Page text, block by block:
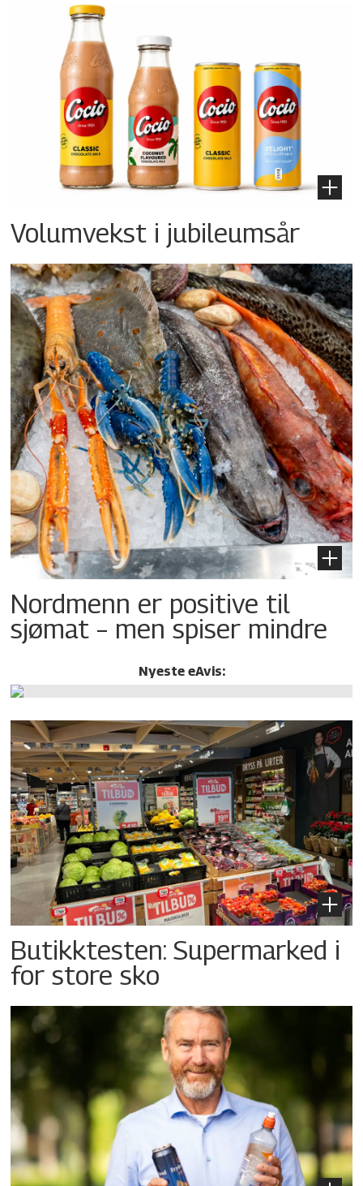
Volumvekst i jubileumsår
Nordmenn er positive til
sjømat – men spiser mindre
Nyeste eAvis:
Butikktesten: Supermarked i
for store sko